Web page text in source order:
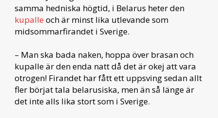
samma hedniska högtid, i Belarus heter den
kupalle och är minst lika utlevande som
midsommarfirandet i Sverige.
– Man ska bada naken, hoppa över brasan och
kupalle är den enda natt då det är okej att vara
otrogen! Firandet har fått ett uppsving sedan allt
fler börjat tala belarusiska, men än så länge är
det inte alls lika stort som i Sverige.